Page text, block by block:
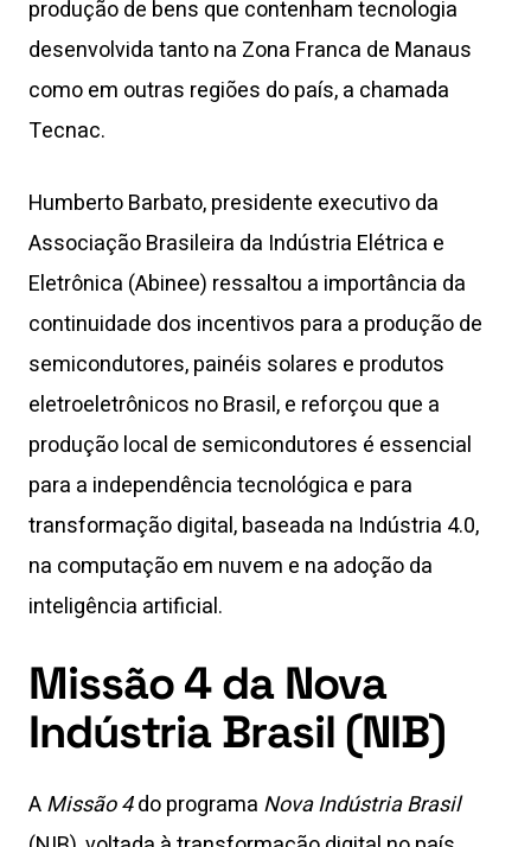
produção de bens que contenham tecnologia
desenvolvida tanto na Zona Franca de Manaus
como em outras regiões do país, a chamada
Tecnac.
Humberto Barbato, presidente executivo da
Associação Brasileira da Indústria Elétrica e
Eletrônica (Abinee) ressaltou a importância da
continuidade dos incentivos para a produção de
semicondutores, painéis solares e produtos
eletroeletrônicos no Brasil, e reforçou que a
produção local de semicondutores é essencial
para a independência tecnológica e para
transformação digital, baseada na Indústria 4.0,
na computação em nuvem e na adoção da
inteligência artificial.
Missão 4 da Nova
Indústria Brasil (NIB)
AMissão 4do programa Nova Indústria Brasil